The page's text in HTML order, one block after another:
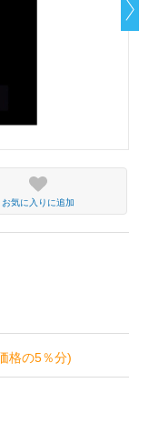
お気に入りに追加
格の5％分)